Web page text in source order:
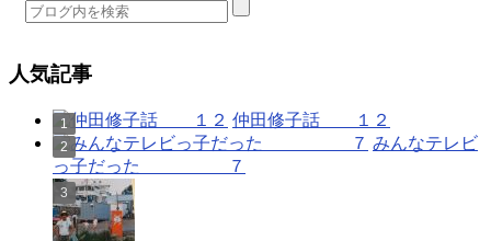
人気記事
仲田修子話 １２
みんなテレビ
っ子だった ７